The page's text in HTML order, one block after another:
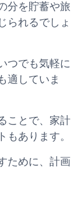
分を貯蓄や旅
られるでしょ
つでも気軽に
適していま
ことで、家計
あります。
ために、計画